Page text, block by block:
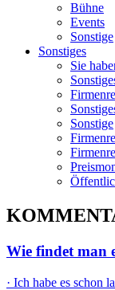
Bühne
Events
Sonstige
Sonstiges
Sie
Sonstige
Wie findet man
· Ich habe es schon